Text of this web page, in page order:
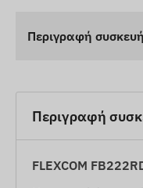
Περιγραφή
Περιγραφή
FLEXCOM